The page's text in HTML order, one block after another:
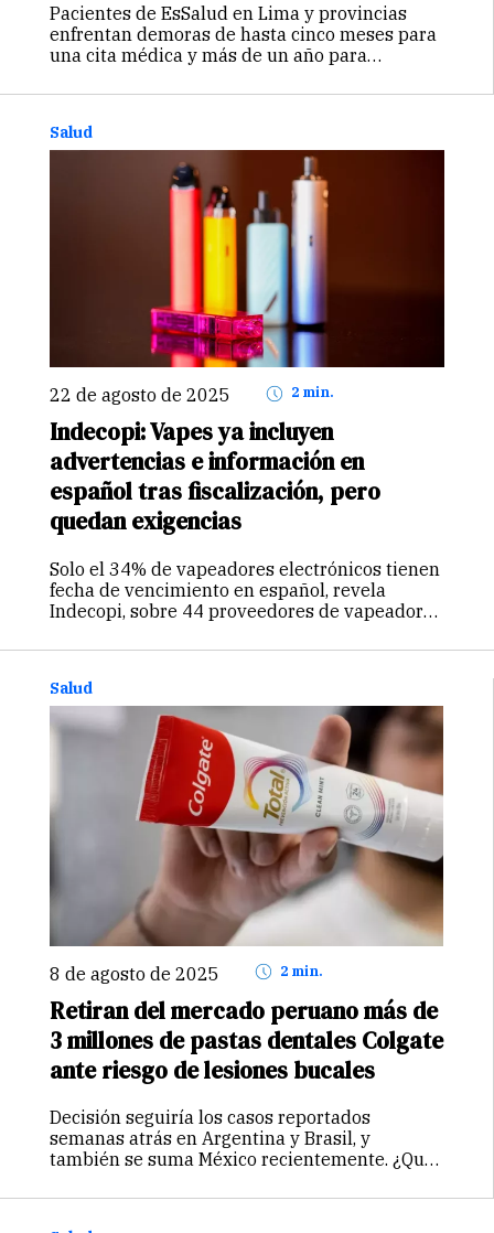
Pacientes de EsSalud en Lima y provincias
enfrentan demoras de hasta cinco meses para
una cita médica y más de un año para
reportes. El problema se ha intensificado tras
Salud
22 de agosto de 2025 2 min.
Indecopi: Vapes ya incluyen
advertencias e información en
español tras fiscalización, pero
quedan exigencias
Solo el 34% de vapeadores electrónicos tienen
fecha de vencimiento en español, revela
Indecopi, sobre 44 proveedores de vapeadores
Salud
8 de agosto de 2025 2 min.
Retiran del mercado peruano más de
3 millones de pastas dentales Colgate
ante riesgo de lesiones bucales
Decisión seguiría los casos reportados
semanas atrás en Argentina y Brasil, y
también se suma México recientemente. ¿Qué
Averígualo a continuación.